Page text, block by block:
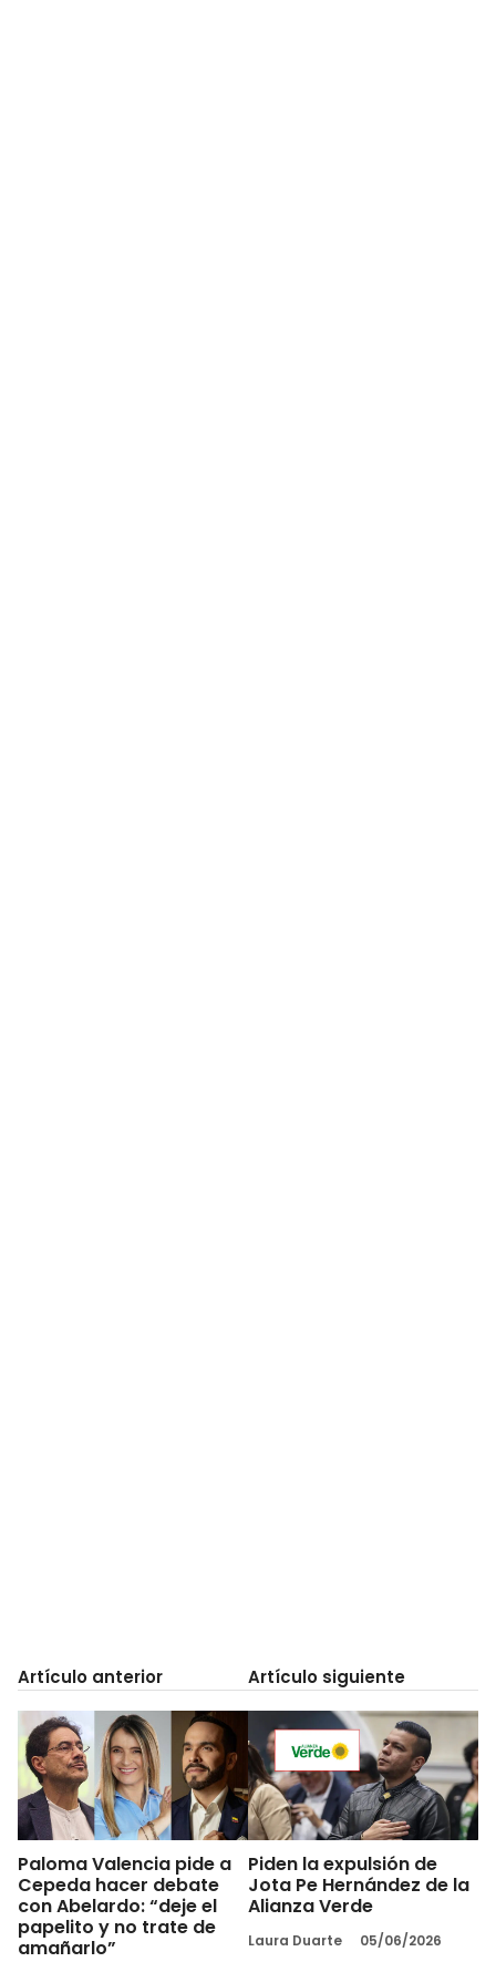
Artículo anterior
Paloma Valencia pide a
Cepeda hacer debate
con Abelardo: “deje el
papelito y no trate de
amañarlo”
Artículo siguiente
Piden la expulsión de
Jota Pe Hernández de la
Alianza Verde
Laura Duarte 05/06/2026